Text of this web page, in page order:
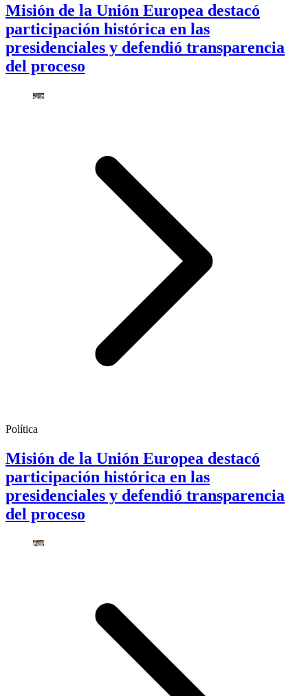
Misión de la Unión Europea destacó
participación histórica en las
presidenciales y defendió transparencia
del proceso
Política
Misión de la Unión Europea destacó
participación histórica en las
presidenciales y defendió transparencia
del proceso